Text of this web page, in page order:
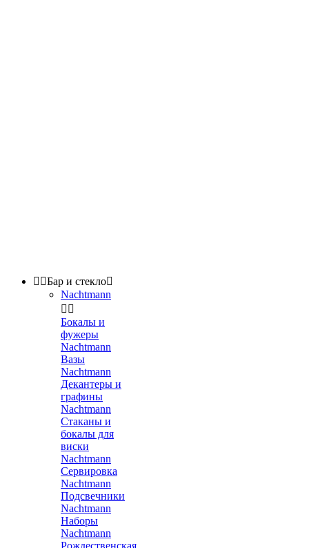
 Бар и стекло
Nachtmann
 
Бокалы и
фужеры
Nachtmann
Вазы
Nachtmann
Декантеры и
графины
Nachtmann
Стаканы и
бокалы для
виски
Nachtmann
Сервировка
Nachtmann
Подсвечники
Nachtmann
Наборы
Nachtmann
Рождественская